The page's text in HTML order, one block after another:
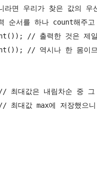
면 우리가 찾은 값의 우
순서를 하나 count해주고
// 출력한 것은 제
// 역시나 한 몸이
대값은 내림차순 중 그
대값 max에 저장했으